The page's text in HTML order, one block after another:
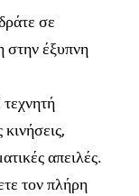
σε
στην έξυπνη
απειλές.
τον πλήρη